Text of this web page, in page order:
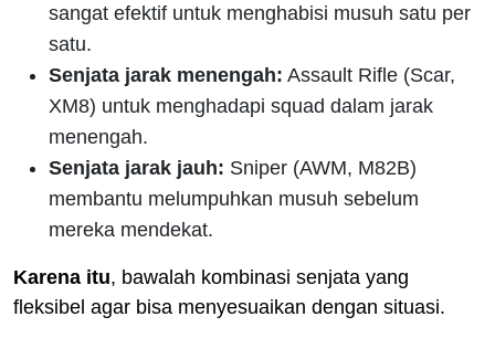
sangat efektif untuk menghabisi musuh satu per
satu.
Senjata jarak menengah: Assault Rifle (Scar,
XM8) untuk menghadapi squad dalam jarak
menengah.
Senjata jarak jauh: Sniper (AWM, M82B)
membantu melumpuhkan musuh sebelum
mereka mendekat.
Karena itu, bawalah kombinasi senjata yang
fleksibel agar bisa menyesuaikan dengan situasi.